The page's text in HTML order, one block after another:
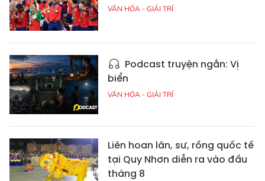
VĂN HÓA - GIẢI TRÍ
Podcast truyện ngắn: Vị
biển
VĂN HÓA - GIẢI TRÍ
Liên hoan lân, sư, rồng quốc tế
tại Quy Nhơn diễn ra vào đầu
tháng 8